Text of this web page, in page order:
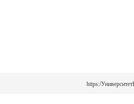
https:/